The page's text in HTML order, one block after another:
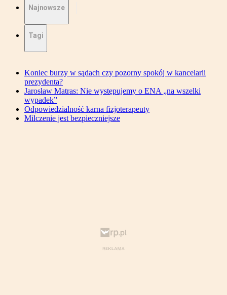
Najnowsze
Tagi
Koniec burzy w sądach czy pozorny spokój w kancelarii
prezydenta?
Jarosław Matras: Nie występujemy o ENA „na wszelki
wypadek”
Odpowiedzialność karna fizjoterapeuty
Milczenie jest bezpieczniejsze